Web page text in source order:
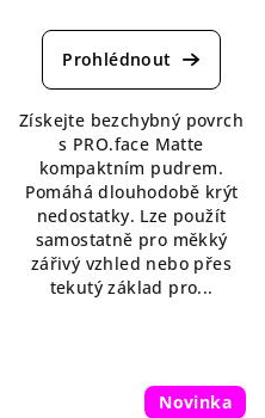
hodnocení
produktu
z
5
hvězdiček.
Získejte bezchybný povrch
s PRO.face Matte
kompaktním pudrem.
Pomáhá dlouhodobě krýt
nedostatky. Lze použít
samostatně pro měkký
zářivý vzhled nebo přes
tekutý základ pro...
Novinka